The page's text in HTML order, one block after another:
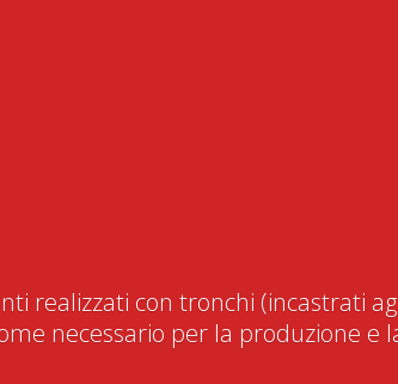
realizzati con tronchi (incastrati
necessario per la produzione e